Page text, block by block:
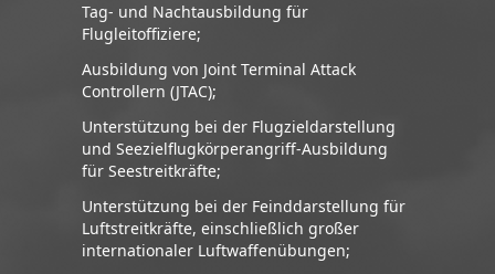
Tag- und Nachtausbildung für
Flugleitoffiziere;
Ausbildung von Joint Terminal Attack
Controllern (JTAC);
Unterstützung bei der Flugzieldarstellung
und Seezielflugkörperangriff-Ausbildung
für Seestreitkräfte;
Unterstützung bei der Feinddarstellung für
Luftstreitkräfte, einschließlich großer
internationaler Luftwaffenübungen;